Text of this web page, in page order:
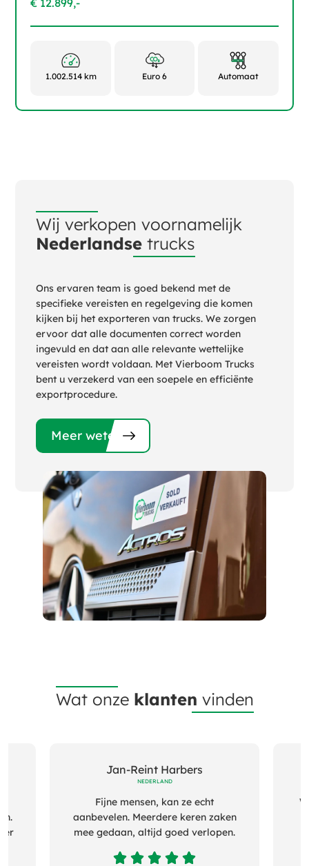
1.002.514 km Euro 6 Automaat
Wij verkopen voornamelijk
Nederlandse trucks
Ons ervaren team is goed bekend met de
specifieke vereisten en regelgeving die komen
kijken bij het exporteren van trucks. We zorgen
ervoor dat alle documenten correct worden
ingevuld en dat aan alle relevante wettelijke
vereisten wordt voldaan. Met Vierboom Trucks
bent u verzekerd van een soepele en efficiënte
exportprocedure.
Meer weten
Wat onze klanten vinden
Jan-Reint Harbers
NEDERLAND
Fijne mensen, kan ze echt
aanbevelen. Meerdere keren zaken
mee gedaan, altijd goed verlopen.
    